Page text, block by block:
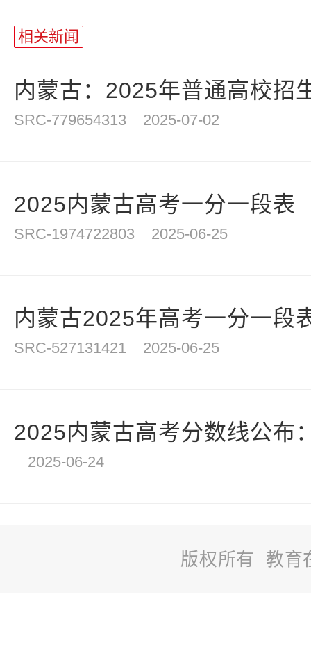
相关新闻
内蒙古：2025年普通高校招
SRC-779654313 2025-07-02
2025内蒙古高考一分一段表
SRC-1974722803 2025-06-25
内蒙古2025年高考一分一段
SRC-527131421 2025-06-25
2025内蒙古高考分数线公布
2025-06-24
版权所有 教育